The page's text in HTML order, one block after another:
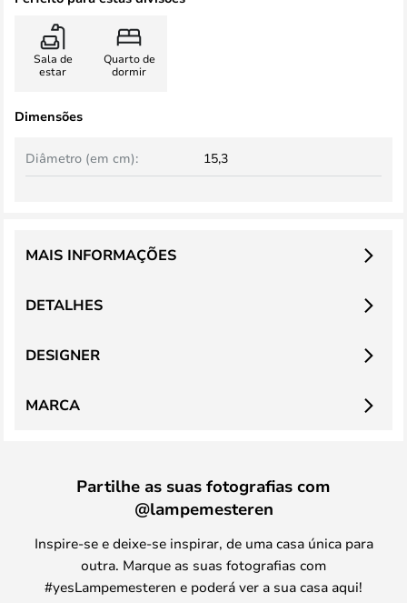
Sala de
estar
Quarto de
dormir
Dimensões
Diâmetro (em cm): 15,3
DETALHES
MAIS INFORMAÇÕES
DESIGNER
MARCA
Partilhe as suas fotografias com
@lampemesteren
Inspire-se e deixe-se inspirar, de uma casa única para
outra. Marque as suas fotografias com
#yesLampemesteren e poderá ver a sua casa aqui!